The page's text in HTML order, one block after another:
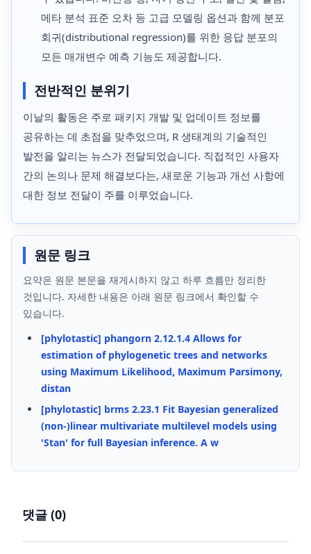
메타 분석 표준 오차 등 고급 모델링 옵션과 함께 분포
회귀(distributional regression)를 위한 응답 분포의
모든 매개변수 예측 기능도 제공합니다.
전반적인 분위기
이날의 활동은 주로 패키지 개발 및 업데이트 정보를
공유하는 데 초점을 맞추었으며, R 생태계의 기술적인
발전을 알리는 뉴스가 전달되었습니다. 직접적인 사용자
간의 논의나 문제 해결보다는, 새로운 기능과 개선 사항에
대한 정보 전달이 주를 이루었습니다.
원문 링크
요약은 원문 본문을 재게시하지 않고 하루 흐름만 정리한
것입니다. 자세한 내용은 아래 원문 링크에서 확인할 수
있습니다.
[phylotastic] phangorn 2.12.1.4 Allows for
estimation of phylogenetic trees and networks
using Maximum Likelihood, Maximum Parsimony,
distan
[phylotastic] brms 2.23.1 Fit Bayesian generalized
(non-)linear multivariate multilevel models using
'Stan' for full Bayesian inference. A w
댓글 (0)